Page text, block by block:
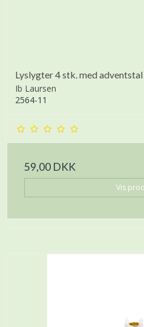
Lyslygter 4 stk. med
Ib Laursen
2564-11
59,00 DKK
Vis